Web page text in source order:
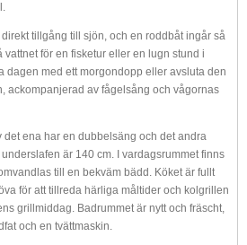
tillgång till sjön, och en roddbåt ingår så
för en fisketur eller en lugn stund i
dagen med ett morgondopp eller avsluta den
ackompanjerad av fågelsång och vågornas
det ena har en dubbelsäng och det andra
är 140 cm. I vardagsrummet finns
till en bekväm bädd. Köket är fullt
för att tillreda härliga måltider och kolgrillen
grillmiddag. Badrummet är nytt och fräscht,
och en tvättmaskin.